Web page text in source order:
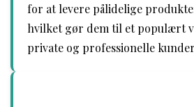
for at levere pålidelige
hvilket gør dem til et populært
private og professionelle